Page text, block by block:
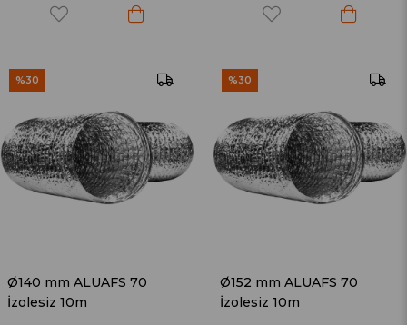
Ø140 mm ALUAFS 70
İzolesiz 10m
%30
Ø152 mm ALUAFS 70
İzolesiz 10m
%30